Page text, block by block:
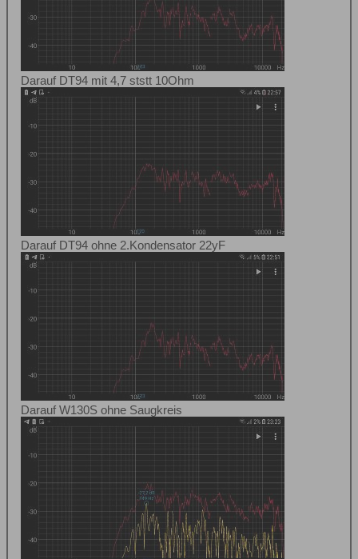
Darauf DT94 mit 4,7 ststt 10Ohm
Darauf DT94 ohne 2.Kondensator 22yF
Darauf W130S ohne Saugkreis